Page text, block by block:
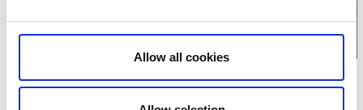
Allow all cookies